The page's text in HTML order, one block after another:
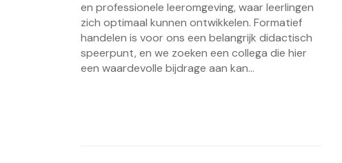
en professionele leeromgeving, waar leerlingen
zich optimaal kunnen ontwikkelen. Formatief
handelen is voor ons een belangrijk didactisch
speerpunt, en we zoeken een collega die hier
een waardevolle bijdrage aan kan...